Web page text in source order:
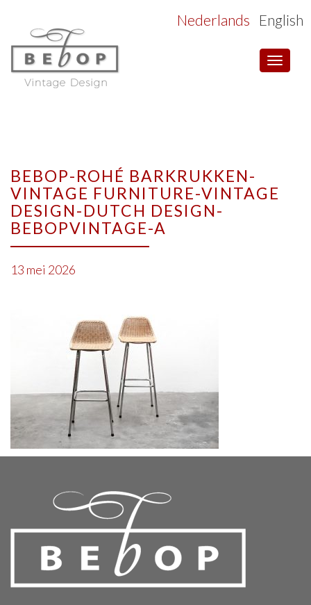
Toggle
Nederlands English
BEBOP-ROHÉ BARKRUKKEN-
VINTAGE FURNITURE-VINTAGE
DESIGN-DUTCH DESIGN-
BEBOPVINTAGE-A
13 mei 2026